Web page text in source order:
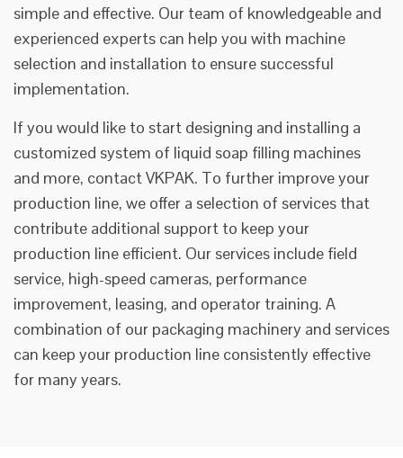
simple and effective. Our team of knowledgeable and
experienced experts can help you with machine
selection and installation to ensure successful
implementation.
If you would like to start designing and installing a
customized system of liquid soap filling machines
and more, contact VKPAK. To further improve your
production line, we offer a selection of services that
contribute additional support to keep your
production line efficient. Our services include field
service, high-speed cameras, performance
improvement, leasing, and operator training. A
combination of our packaging machinery and services
can keep your production line consistently effective
for many years.